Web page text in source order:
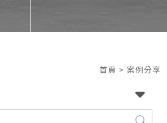
首頁 > 案例分享